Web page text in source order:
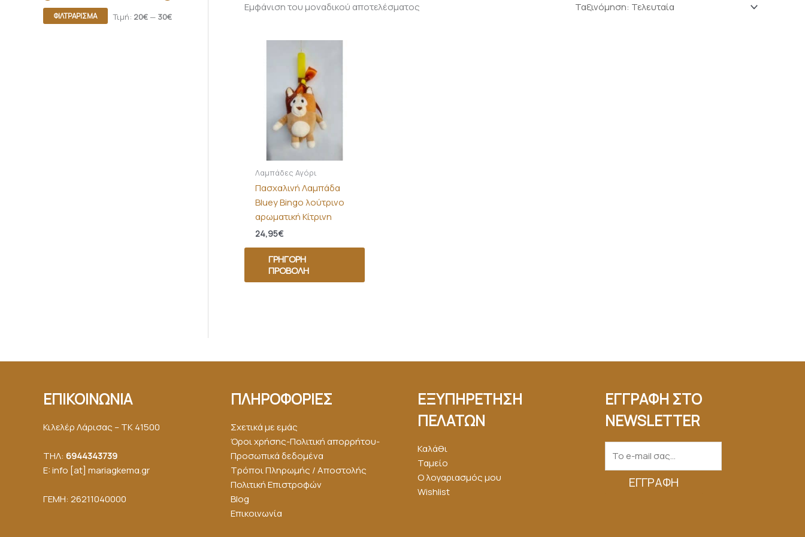
ΦΙΛΤΡΆΡΙΣΜΑ Τιμή: 20€— 30€
Εμφάνιση του μοναδικού αποτελέσματος
Λαμπάδες Αγόρι
Πασχαλινή Λαμπάδα
Bluey Bingo λούτρινο
αρωματική Κίτρινη
24,95€
ΓΡΉΓΟΡΗ
ΠΡΟΒΟΛΉ
ΕΠΙΚΟΙΝΩΝΙΑ
Κιλελέρ Λάρισας – ΤΚ 41500
ΤΗΛ: 6944343739
E: info [at] mariagkemα.gr
ΓΕΜΗ: 26211040000
ΠΛΗΡΟΦΟΡΙΕΣ
Σχετικά με εμάς
Όροι χρήσης-Πολιτική απορρήτου-
Προσωπικά δεδομένα
Τρόποι Πληρωμής / Αποστολής
Πολιτική Επιστροφών
Blog
Επικοινωνία
ΕΞΥΠΗΡΕΤΗΣΗ
ΠΕΛΑΤΩΝ
Καλάθι
Ταμείο
Ο λογαριασμός μου
Wishlist
ΕΓΓΡΑΦΗ ΣΤΟ
NEWSLETTER
ΕΓΓΡΑΦΉ